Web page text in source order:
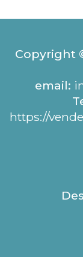
Copyright
email:
https://